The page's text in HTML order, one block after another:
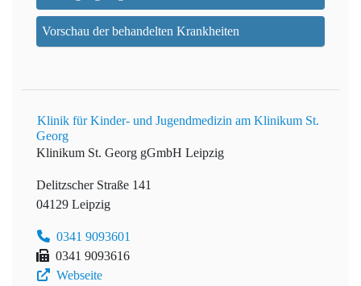
Vorschau der behandelten Krankheiten
Klinik für Kinder- und Jugendmedizin am Klinikum St.
Georg
Klinikum St. Georg gGmbH Leipzig
Delitzscher Straße 141
04129 Leipzig
0341 9093601
0341 9093616
Webseite